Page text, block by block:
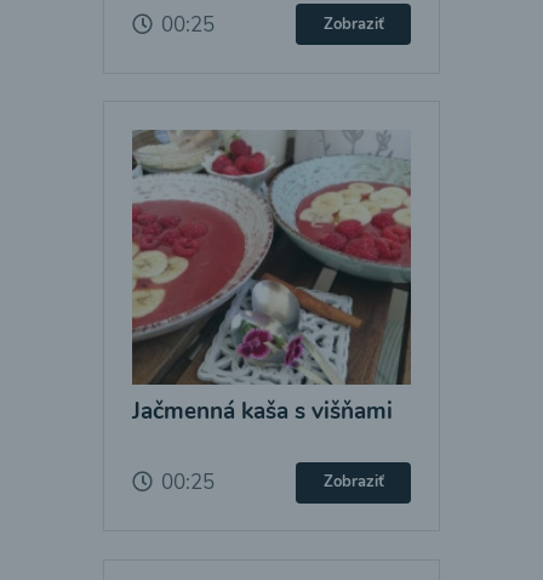
00:25 Zobraziť
Jačmenná kaša s višňami
00:25 Zobraziť